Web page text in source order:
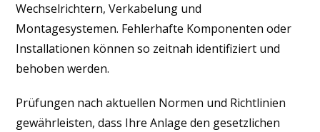
Wechselrichtern, Verkabelung und
Montagesystemen. Fehlerhafte Komponenten oder
Installationen können so zeitnah identifiziert und
behoben werden.
Prüfungen nach aktuellen Normen und Richtlinien
gewährleisten, dass Ihre Anlage den gesetzlichen